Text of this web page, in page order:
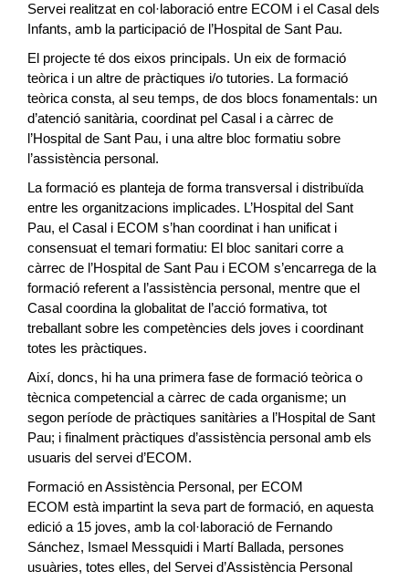
Servei realitzat en col·laboració entre ECOM i el Casal dels
Infants, amb la participació de l’Hospital de Sant Pau.
El projecte té dos eixos principals. Un eix de formació
teòrica i un altre de pràctiques i/o tutories. La formació
teòrica consta, al seu temps, de dos blocs fonamentals: un
d’atenció sanitària, coordinat pel Casal i a càrrec de
l’Hospital de Sant Pau, i una altre bloc formatiu sobre
l’assistència personal.
La formació es planteja de forma transversal i distribuïda
entre les organitzacions implicades. L’Hospital del Sant
Pau, el Casal i ECOM s’han coordinat i han unificat i
consensuat el temari formatiu: El bloc sanitari corre a
càrrec de l’Hospital de Sant Pau i ECOM s’encarrega de la
formació referent a l’assistència personal, mentre que el
Casal coordina la globalitat de l’acció formativa, tot
treballant sobre les competències dels joves i coordinant
totes les pràctiques.
Així, doncs, hi ha una primera fase de formació teòrica o
tècnica competencial a càrrec de cada organisme; un
segon període de pràctiques sanitàries a l’Hospital de Sant
Pau; i finalment pràctiques d’assistència personal amb els
usuaris del servei d’ECOM.
Formació en Assistència Personal, per ECOM
ECOM està impartint la seva part de formació, en aquesta
edició a 15 joves, amb la col·laboració de Fernando
Sánchez, Ismael Messquidi i Martí Ballada, persones
usuàries, totes elles, del Servei d’Assistència Personal